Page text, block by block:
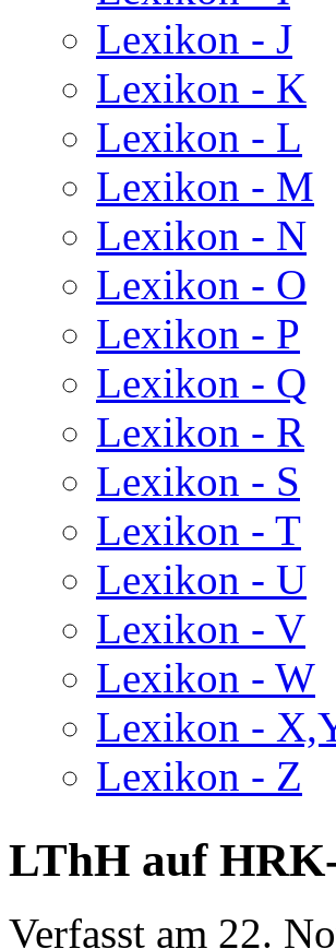
Lexikon - J
Lexikon - K
Lexikon - L
Lexikon - M
Lexikon - N
Lexikon - O
Lexikon - P
Lexikon - Q
Lexikon - R
Lexikon - S
Lexikon - T
Lexikon - U
Lexikon - V
Lexikon - W
Lexikon -
Lexikon - Z
LThH auf
Verfasst am 22.